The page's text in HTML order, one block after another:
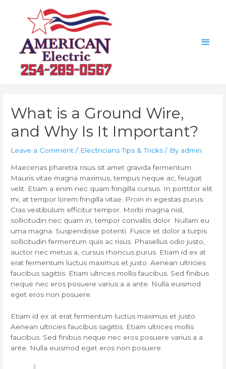
Main
What is a Ground Wire,
and Why Is It Important?
Leave a Comment / Electricians Tips & Tricks / By admin
Maecenas pharetra risus sit amet gravida fermentum.
Mauris vitae magna maximus, tempus neque ac, feugiat
velit. Etiam a enim nec quam fringilla cursus. In porttitor elit
mi, at tempor lorem fringilla vitae. Proin in egestas purus.
Cras vestibulum efficitur tempor. Morbi magna nisl,
sollicitudin nec quam in, tempor convallis dolor. Nullam eu
urna magna. Suspendisse potenti. Fusce et dolor a turpis
sollicitudin fermentum quis ac risus. Phasellus odio justo,
auctor nec metus a, cursus rhoncus purus. Etiam id ex at
erat fermentum luctus maximus et justo. Aenean ultricies
faucibus sagittis. Etiam ultrices mollis faucibus. Sed finibus
neque nec eros posuere varius a a ante. Nulla euismod
eget eros non posuere.
Etiam id ex at erat fermentum luctus maximus et justo.
Aenean ultricies faucibus sagittis. Etiam ultrices mollis
faucibus. Sed finibus neque nec eros posuere varius a a
ante. Nulla euismod eget eros non posuere.